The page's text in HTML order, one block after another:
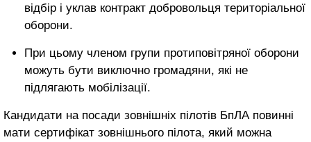
відбір і уклав контракт добровольця територіальної
оборони.
При цьому членом групи протиповітряної оборони
можуть бути виключно громадяни, які не
підлягають мобілізації.
Кандидати на посади зовнішніх пілотів БпЛА повинні
мати сертифікат зовнішнього пілота, який можна